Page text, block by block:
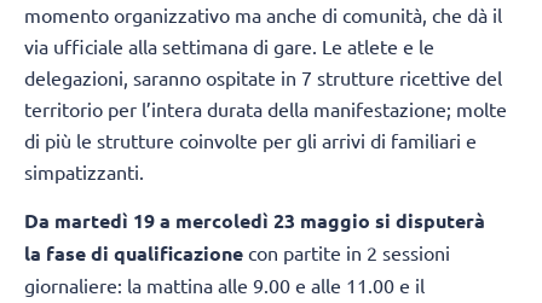
momento organizzativo ma anche di comunità, che dà il
via ufficiale alla settimana di gare. Le atlete e le
delegazioni, saranno ospitate in 7 strutture ricettive del
territorio per l’intera durata della manifestazione; molte
di più le strutture coinvolte per gli arrivi di familiari e
simpatizzanti.
Da martedì 19 a mercoledì 23 maggio si disputerà
la fase di qualificazione con partite in 2 sessioni
giornaliere: la mattina alle 9.00 e alle 11.00 e il